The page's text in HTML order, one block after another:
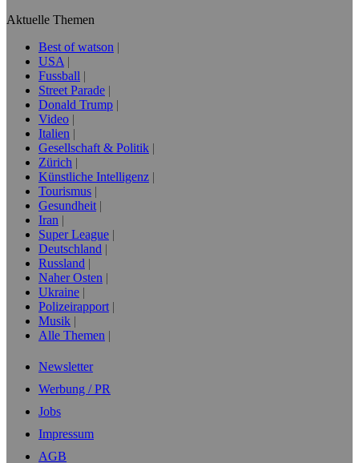
Aktuelle Themen
Best of watson
USA
Fussball
Street Parade
Donald Trump
Video
Italien
Gesellschaft & Politik
Zürich
Künstliche Intelligenz
Tourismus
Gesundheit
Iran
Super League
Deutschland
Russland
Naher Osten
Ukraine
Polizeirapport
Musik
Alle Themen
Newsletter
Werbung / PR
Jobs
Impressum
AGB